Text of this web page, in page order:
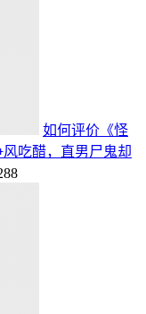
如何评价《怪
吃醋，直男尸鬼却